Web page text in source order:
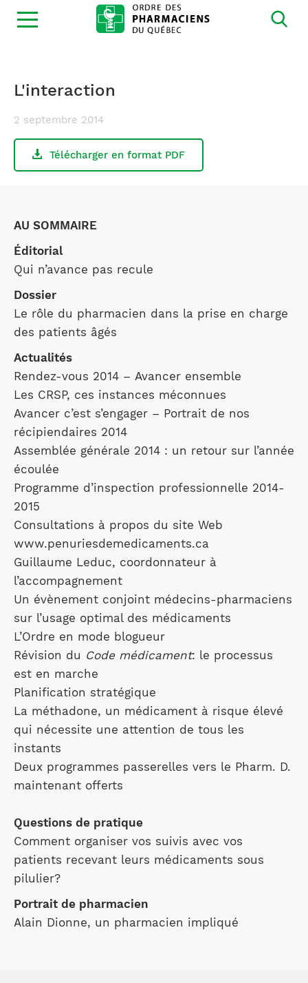
Ouvrir
la
L'interaction
2 septembre 2014
Télécharger en format PDF
AU SOMMAIRE
Éditorial
Qui n’avance pas recule
Dossier
Le rôle du pharmacien dans la prise en charge
des patients âgés
Actualités
Rendez-vous 2014 – Avancer ensemble
Les CRSP, ces instances méconnues
Avancer c’est s’engager – Portrait de nos
récipiendaires 2014
Assemblée générale 2014 : un retour sur l’année
écoulée
Programme d’inspection professionnelle 2014-
2015
Consultations à propos du site Web
www.penuriesdemedicaments.ca
Guillaume Leduc, coordonnateur à
l’accompagnement
Un évènement conjoint médecins-pharmaciens
sur l’usage optimal des médicaments
L’Ordre en mode blogueur
Révision du Code médicament: le processus
est en marche
Planification stratégique
La méthadone, un médicament à risque élevé
qui nécessite une attention de tous les
instants
Deux programmes passerelles vers le Pharm. D.
maintenant offerts
Questions de pratique
Comment organiser vos suivis avec vos
patients recevant leurs médicaments sous
pilulier?
Portrait de pharmacien
Alain Dionne, un pharmacien impliqué